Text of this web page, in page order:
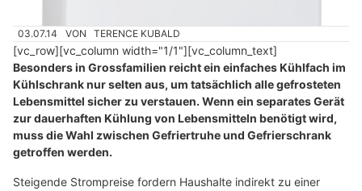
03.07.14 VON TERENCE KUBALD
[vc_row][vc_column width="1/1"][vc_column_text]
Besonders in Grossfamilien reicht ein einfaches Kühlfach im
Kühlschrank nur selten aus, um tatsächlich alle gefrosteten
Lebensmittel sicher zu verstauen. Wenn ein separates Gerät
zur dauerhaften Kühlung von Lebensmitteln benötigt wird,
muss die Wahl zwischen Gefriertruhe und Gefrierschrank
getroffen werden.
Steigende Strompreise fordern Haushalte indirekt zu einer